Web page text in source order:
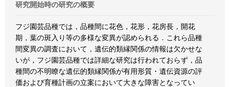
研究開始時の研究の概要
フジ園芸品種では，品種間に花色，花形，花房長，開花
期，葉の斑入り等の多様な変異が認められる．これら品種
間変異の調査において，遺伝的類縁関係の情報は欠かせな
いが，フジ園芸品種では詳細な研究は行われておらず，品
種間の不明瞭な遺伝的類縁関係が有用形質・遺伝資源の評
価および育種計画の立案において大きな障害となってい